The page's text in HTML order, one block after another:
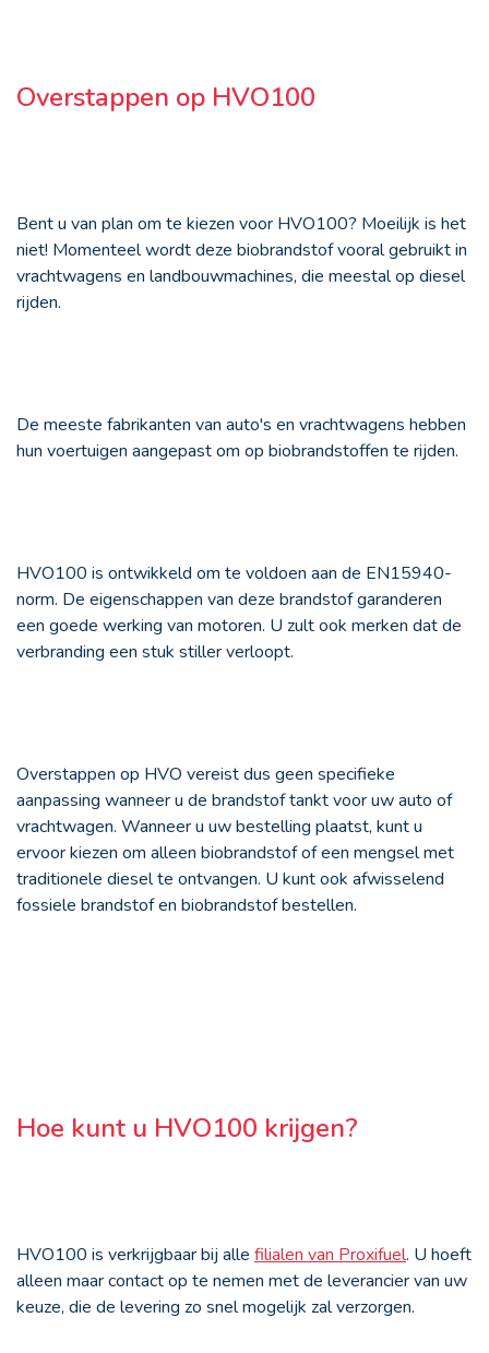
Overstappen op HVO100
Bent u van plan om te kiezen voor HVO100? Moeilijk is het
niet! Momenteel wordt deze biobrandstof vooral gebruikt in
vrachtwagens en landbouwmachines, die meestal op diesel
rijden.
De meeste fabrikanten van auto's en vrachtwagens hebben
hun voertuigen aangepast om op biobrandstoffen te rijden.
HVO100 is ontwikkeld om te voldoen aan de EN15940-
norm. De eigenschappen van deze brandstof garanderen
een goede werking van motoren. U zult ook merken dat de
verbranding een stuk stiller verloopt.
Overstappen op HVO vereist dus geen specifieke
aanpassing wanneer u de brandstof tankt voor uw auto of
vrachtwagen. Wanneer u uw bestelling plaatst, kunt u
ervoor kiezen om alleen biobrandstof of een mengsel met
traditionele diesel te ontvangen. U kunt ook afwisselend
fossiele brandstof en biobrandstof bestellen.
Hoe kunt u HVO100 krijgen?
HVO100 is verkrijgbaar bij alle filialen van Proxifuel. U hoeft
alleen maar contact op te nemen met de leverancier van uw
keuze, die de levering zo snel mogelijk zal verzorgen.